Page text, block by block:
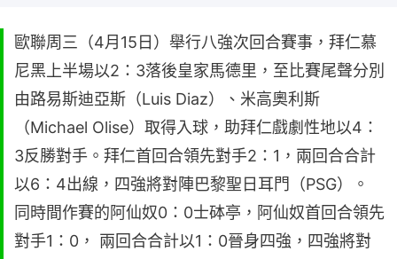
歐聯周三（4月15日）舉行八強次回合賽事，拜仁慕
尼黑上半場以2：3落後皇家馬德里，至比賽尾聲分別
由路易斯迪亞斯（Luis Diaz）、米高奧利斯
（Michael Olise）取得入球，助拜仁戲劇性地以4：
3反勝對手。拜仁首回合領先對手2：1，兩回合合計
以6：4出線，四強將對陣巴黎聖日耳門（PSG）。
同時間作賽的阿仙奴0：0士砵亭，阿仙奴首回合領先
對手1：0， 兩回合合計以1：0晉身四強，四強將對